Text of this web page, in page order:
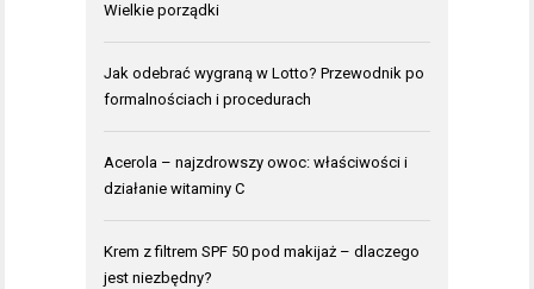
Wielkie porządki
Jak odebrać wygraną w Lotto? Przewodnik po
formalnościach i procedurach
Acerola – najzdrowszy owoc: właściwości i
działanie witaminy C
Krem z filtrem SPF 50 pod makijaż – dlaczego
jest niezbędny?